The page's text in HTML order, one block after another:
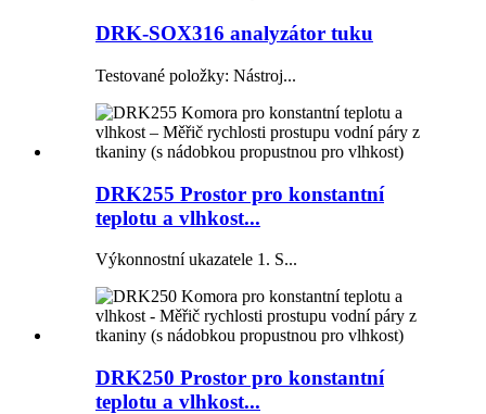
DRK-SOX316 analyzátor tuku
Testované položky: Nástroj...
DRK255 Prostor pro konstantní
teplotu a vlhkost...
Výkonnostní ukazatele 1. S...
DRK250 Prostor pro konstantní
teplotu a vlhkost...